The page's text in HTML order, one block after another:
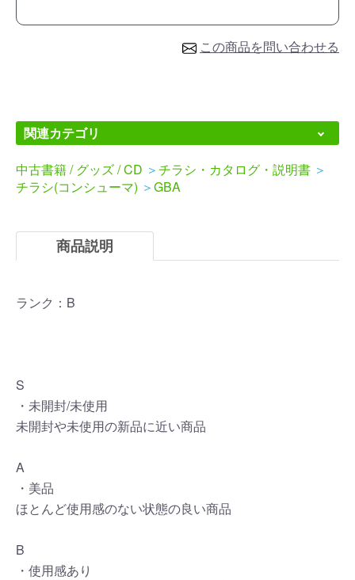
この商品を問い合わせる
関連カテゴリ
中古書籍 / グッズ / CD ＞チラシ・カタログ・説明書 ＞
チラシ(コンシューマ) ＞GBA
商品説明
ランク：B
S
・未開封/未使用
未開封や未使用の新品に近い商品
A
・美品
ほとんど使用感のない状態の良い商品
B
・使用感あり